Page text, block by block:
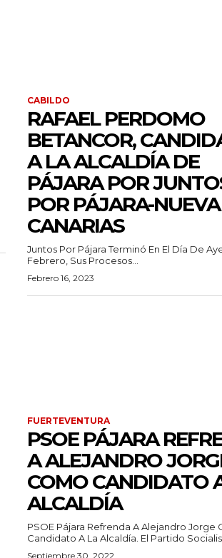
CABILDO
RAFAEL PERDOMO
BETANCOR,
A LA ALCALDÍA DE
PÁJARA POR
POR PÁJARA-NUEVA
CANARIAS
Juntos Por Pájara Terminó En El Día De
Febrero, Sus Procesos...
Febrero 16, 2023
FUERTEVENTURA
PSOE PÁJARA
A ALEJANDRO
COMO CANDIDATO
ALCALDÍA
PSOE Pájara Refrenda A Alejandro Jorge
Candidato A La Alcaldía. El Partido
Septiembre 30, 2022